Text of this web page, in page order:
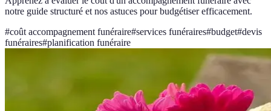
notre guide structuré et nos astuces pour budgétiser efficacement.
#coût accompagnement funéraire#services funéraires#budget#devis
funéraires#planification funéraire